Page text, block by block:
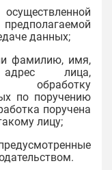
данных;
фамилию, имя,
лица,
обработку
по поручению
поручена
лицу;